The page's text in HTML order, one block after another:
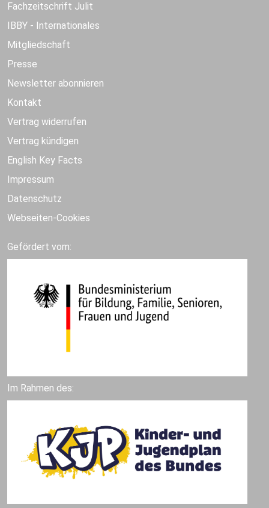
Fachzeitschrift Julit
IBBY - Internationales
Mitgliedschaft
Presse
Newsletter abonnieren
Kontakt
Vertrag widerrufen
Vertrag kündigen
English Key Facts
Impressum
Datenschutz
Webseiten-Cookies
Gefördert vom:
Im Rahmen des: